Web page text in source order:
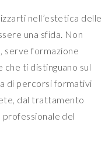
nell’estetica delle
una sfida. Non
serve formazione
ti distinguano sul
di percorsi formativi
dal trattamento
professionale del